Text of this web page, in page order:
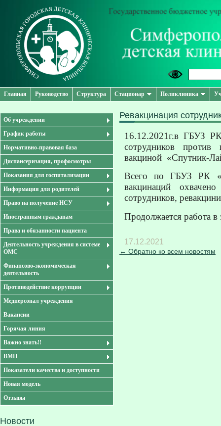
Главная Руководство Структура Стационар Поликлиника
Об учреждении
График работы
Нормативно-правовая база
Диспансеризация, профосмотры
Показания для госпитализации
Информация для родителей
Право на получение НСУ
Иностранным гражданам
Права и обязанности пациента
Деятельность учреждения в системе
ОМС
Финансово-экономическая
деятельность
Противодействие коррупции
Медперсонал учреждения
Вакансии
Горячая линия
Важно знать!!
ВМП
Показатели качества и доступности
Новая модель
Отзывы
Новости
Ревакцинация
16.12.2021г.в ГБУЗ
сотрудников против
вакциной «Спутник-
Всего по ГБУЗ РК
вакцинаций
сотрудников,
Продолжается работа в
17.12.2021
← Обратно ко всем новостям